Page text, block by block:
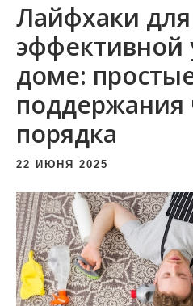
Лайфхаки
эффективной
доме:
поддержания
порядка
22 ИЮНЯ 2025